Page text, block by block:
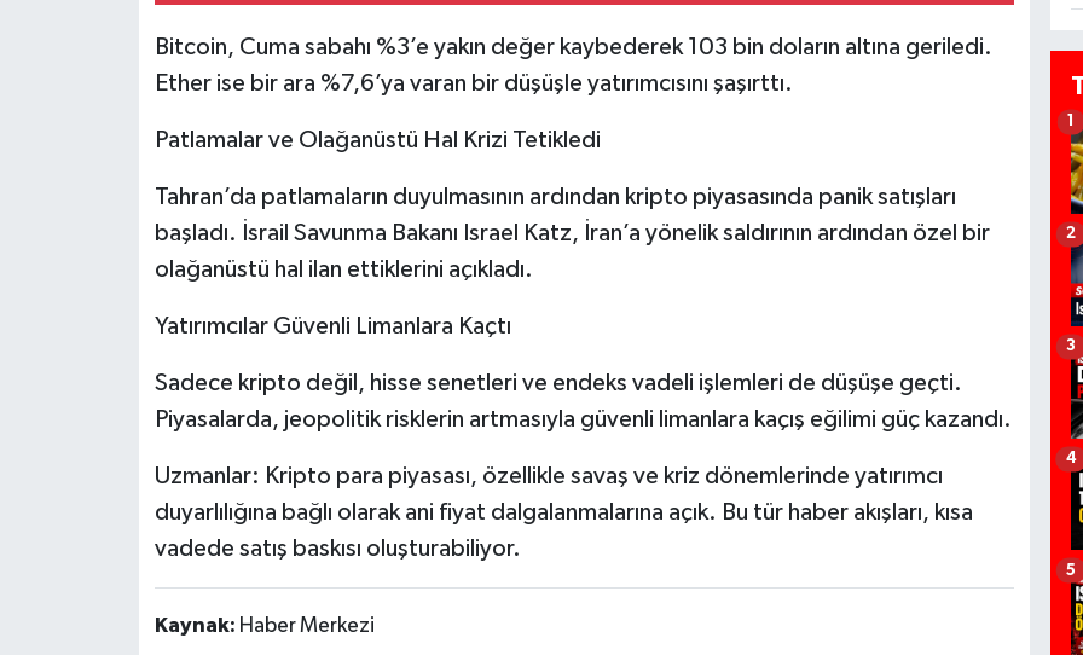
Bitcoin, Cuma sabahı %3’e yakın değer kaybederek 103 bin doların altına geriledi.
Ether ise bir ara %7,6’ya varan bir düşüşle yatırımcısını şaşırttı.
Patlamalar ve Olağanüstü Hal Krizi Tetikledi
Tahran’da patlamaların duyulmasının ardından kripto piyasasında panik satışları
başladı. İsrail Savunma Bakanı Israel Katz, İran’a yönelik saldırının ardından özel bir
olağanüstü hal ilan ettiklerini açıkladı.
Yatırımcılar Güvenli Limanlara Kaçtı
Sadece kripto değil, hisse senetleri ve endeks vadeli işlemleri de düşüşe geçti.
Piyasalarda, jeopolitik risklerin artmasıyla güvenli limanlara kaçış eğilimi güç kazandı.
Uzmanlar: Kripto para piyasası, özellikle savaş ve kriz dönemlerinde yatırımcı
duyarlılığına bağlı olarak ani fiyat dalgalanmalarına açık. Bu tür haber akışları, kısa
vadede satış baskısı oluşturabiliyor.
Kaynak: Haber Merkezi
1
2
3
4
5